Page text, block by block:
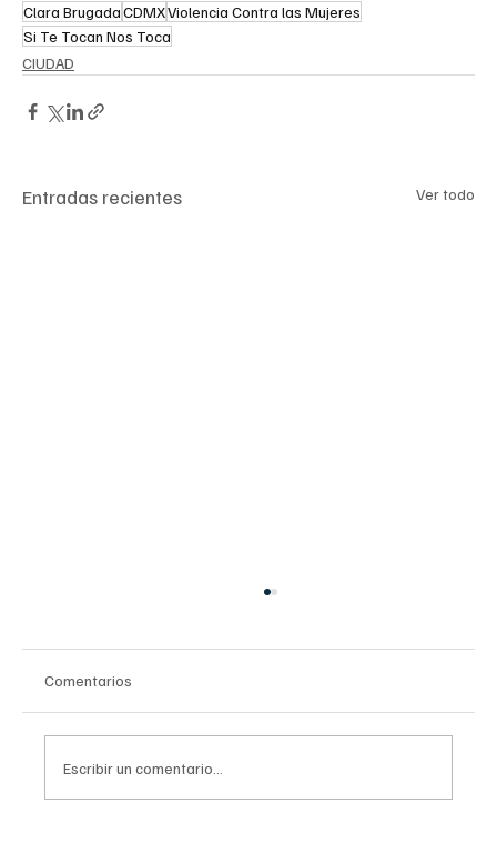
Clara BrugadaCDMXViolencia Contra las Mujeres
Si Te Tocan Nos Toca
CIUDAD
Entradas recientes Ver todo
Comentarios
Escribir un comentario...